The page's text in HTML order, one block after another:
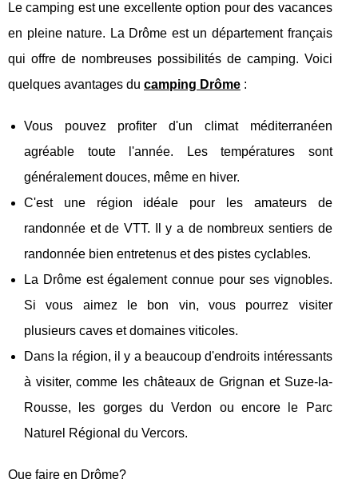
Le camping est une excellente option pour des vacances
en pleine nature. La Drôme est un département français
qui offre de nombreuses possibilités de camping. Voici
quelques avantages du camping Drôme :
Vous pouvez profiter d'un climat méditerranéen
agréable toute l'année. Les températures sont
généralement douces, même en hiver.
C'est une région idéale pour les amateurs de
randonnée et de VTT. Il y a de nombreux sentiers de
randonnée bien entretenus et des pistes cyclables.
La Drôme est également connue pour ses vignobles.
Si vous aimez le bon vin, vous pourrez visiter
plusieurs caves et domaines viticoles.
Dans la région, il y a beaucoup d'endroits intéressants
à visiter, comme les châteaux de Grignan et Suze-la-
Rousse, les gorges du Verdon ou encore le Parc
Naturel Régional du Vercors.
Que faire en Drôme?